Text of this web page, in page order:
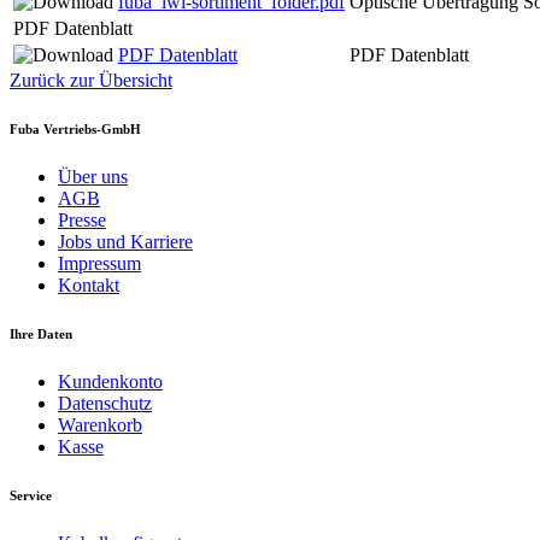
PDF Datenblatt
PDF Datenblatt
PDF Datenblatt
Zurück zur Übersicht
Fuba Vertriebs-GmbH
Über uns
AGB
Presse
Jobs und Karriere
Impressum
Kontakt
Ihre Daten
Kundenkonto
Datenschutz
Warenkorb
Kasse
Service